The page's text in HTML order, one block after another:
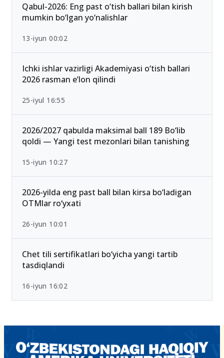
Qabul-2026: Eng past o‘tish ballari bilan kirish
mumkin bo‘lgan yo‘nalishlar
13-iyun 00:02
Ichki ishlar vazirligi Akademiyasi o‘tish ballari
2026 rasman e’lon qilindi
25-iyul 16:55
2026/2027 qabulda maksimal ball 189 Bo‘lib
qoldi — Yangi test mezonlari bilan tanishing
15-iyun 10:27
2026-yilda eng past ball bilan kirsa bo‘ladigan
OTMlar ro‘yxati
26-iyun 10:01
Chet tili sertifikatlari bo‘yicha yangi tartib
tasdiqlandi
16-iyun 16:02